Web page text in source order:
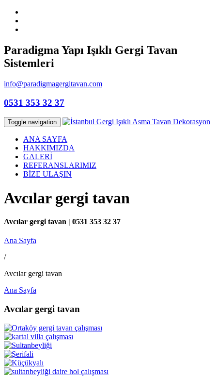
Paradigma Yapı Işıklı Gergi Tavan
Sistemleri
info@paradigmagergitavan.com
0531 353 32 37
Toggle navigation
ANA SAYFA
HAKKIMIZDA
GALERİ
REFERANSLARIMIZ
BİZE ULAŞIN
Avcılar gergi tavan
Avcılar gergi tavan | 0531 353 32 37
Ana Sayfa
/
Avcılar gergi tavan
Ana Sayfa
Avcılar gergi tavan